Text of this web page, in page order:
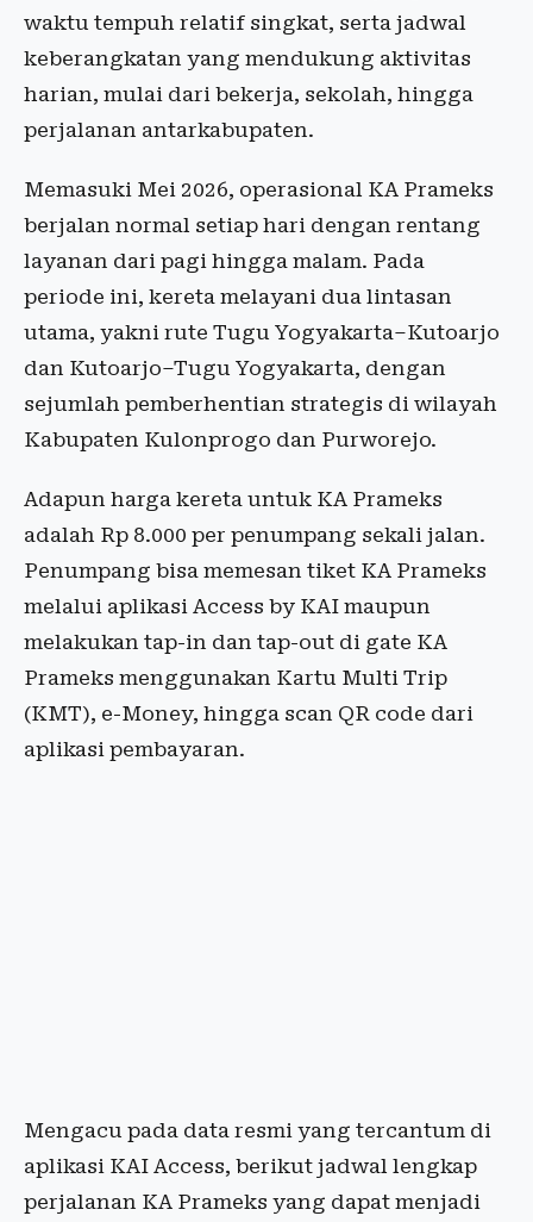
waktu tempuh relatif singkat, serta jadwal
keberangkatan yang mendukung aktivitas
harian, mulai dari bekerja, sekolah, hingga
perjalanan antarkabupaten.
Memasuki Mei 2026, operasional KA Prameks
berjalan normal setiap hari dengan rentang
layanan dari pagi hingga malam. Pada
periode ini, kereta melayani dua lintasan
utama, yakni rute Tugu Yogyakarta–Kutoarjo
dan Kutoarjo–Tugu Yogyakarta, dengan
sejumlah pemberhentian strategis di wilayah
Kabupaten Kulonprogo dan Purworejo.
Adapun harga kereta untuk KA Prameks
adalah Rp 8.000 per penumpang sekali jalan.
Penumpang bisa memesan tiket KA Prameks
melalui aplikasi Access by KAI maupun
melakukan tap-in dan tap-out di gate KA
Prameks menggunakan Kartu Multi Trip
(KMT), e-Money, hingga scan QR code dari
aplikasi pembayaran.
Mengacu pada data resmi yang tercantum di
aplikasi KAI Access, berikut jadwal lengkap
perjalanan KA Prameks yang dapat menjadi